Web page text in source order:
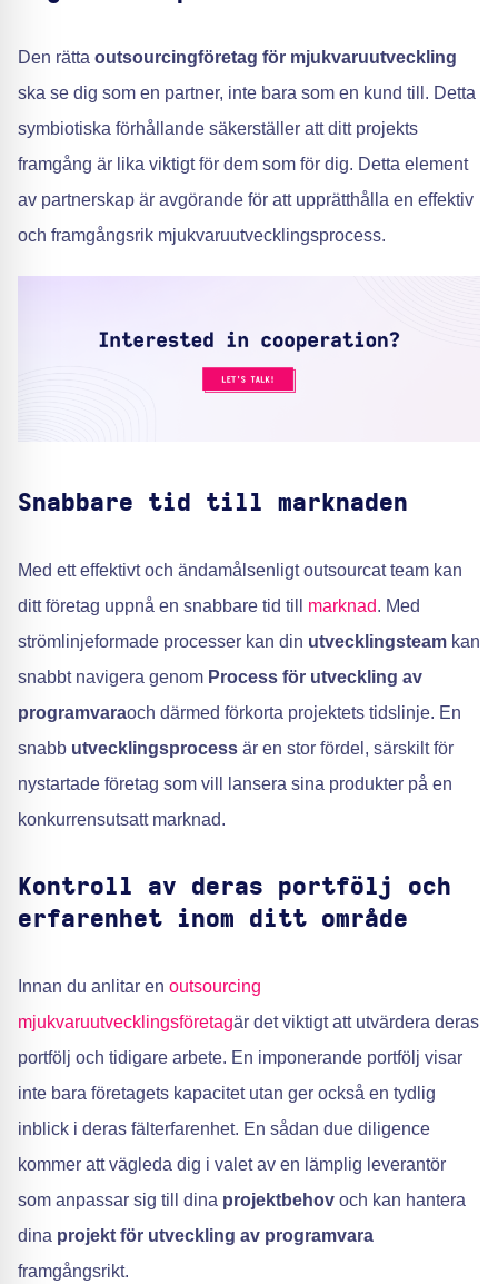
Den rätta outsourcingföretag för mjukvaruutveckling
ska se dig som en partner, inte bara som en kund till. Detta
symbiotiska förhållande säkerställer att ditt projekts
framgång är lika viktigt för dem som för dig. Detta element
av partnerskap är avgörande för att upprätthålla en effektiv
och framgångsrik mjukvaruutvecklingsprocess.
Snabbare tid till marknaden
Med ett effektivt och ändamålsenligt outsourcat team kan
ditt företag uppnå en snabbare tid till marknad. Med
strömlinjeformade processer kan din utvecklingsteam kan
snabbt navigera genom Process för utveckling av
programvaraoch därmed förkorta projektets tidslinje. En
snabb utvecklingsprocess är en stor fördel, särskilt för
nystartade företag som vill lansera sina produkter på en
konkurrensutsatt marknad.
Kontroll av deras portfölj och
erfarenhet inom ditt område
Innan du anlitar en outsourcing
mjukvaruutvecklingsföretagär det viktigt att utvärdera deras
portfölj och tidigare arbete. En imponerande portfölj visar
inte bara företagets kapacitet utan ger också en tydlig
inblick i deras fälterfarenhet. En sådan due diligence
kommer att vägleda dig i valet av en lämplig leverantör
som anpassar sig till dina projektbehov och kan hantera
dina projekt för utveckling av programvara
framgångsrikt.